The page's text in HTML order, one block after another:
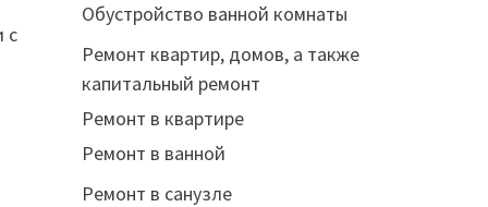
с
Обустройство ванной комнаты
Ремонт квартир, домов, а также
капитальный ремонт
Ремонт в квартире
Ремонт в ванной
Ремонт в санузле